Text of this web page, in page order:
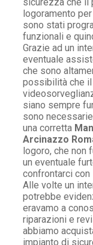
logoramento
sono stati
funzionali e
Grazie ad un
eventuale
che sono
possibilità che il
siano sempre
sono
una corretta
Arcinazzo
logoro, che non
un eventuale
confrontarci con
Alle volte un
potrebbe
eravamo a
riparazioni e
abbiamo
impianto di